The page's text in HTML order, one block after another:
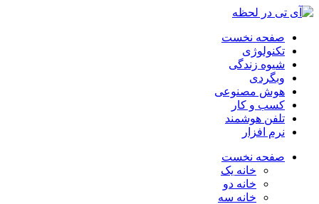
صفحه نخست
تکنولوژی
شیوه زندگی
وبگردی
هوش مصنوعی
کسب و کار
تلفن هوشمند
نرم افزار
صفحه نخست
خانه یک
خانه دو
خانه سه